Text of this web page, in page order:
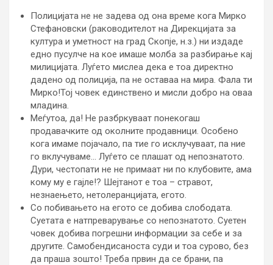
Полицијата не не задева од она време кога Мирко
Стефановски (раководителот на Дирекцијата за
култура и уметност на град Скопје, н.з.) ни издаде
едно пусулче на кое имаше молба за разбирање кај
милицијата. Луѓето мислеа дека е тоа директно
дадено од полиција, па не оставаа на мира. Фала ти
Мирко!Тој човек единствено и мисли добро на оваа
младина.
Меѓутоа, да! Не разбркуваат понекогаш
продавачките од околните продавници. Особено
кога имаме појачало, па тие го исклучуваат, па ние
го вклучуваме… Луѓето се плашат од непознатото.
Дури, честопати не не примаат ни по клубовите, ама
кому му е гајле!? Шејтанот е тоа – стравот,
незнаењето, нетолеранцијата, егото.
Со побивањето на егото се добива слободата.
Суетата е натпреварување со непознатото. Суетен
човек добива погрешни информации за себе и за
другите. Самобендисаноста суди и тоа сурово, без
да праша зошто! Треба првин да се брани, па